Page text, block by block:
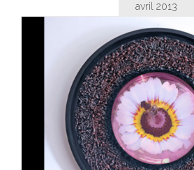
avril 2013